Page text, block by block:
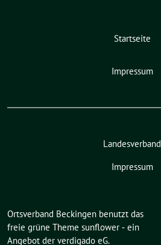
Startseite
Impressum
Landesverband
Impressum
Ortsverband Beckingen benutzt das
freie grüne Theme sunflower ‐ ein
Angebot der verdigado eG.